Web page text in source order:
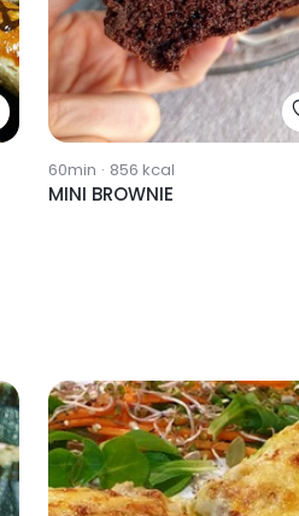
60min · 856 kcal
MINI BROWNIE